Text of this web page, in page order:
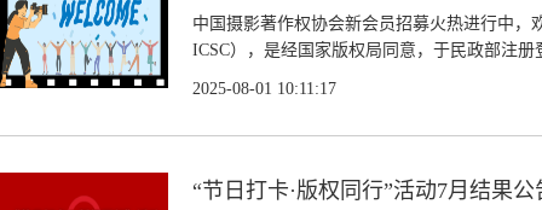
中国摄影著作权协会新会员招募火热进行中，
ICSC），是经国家版权局同意，于民政部注
2025-08-01 10:11:17
“节日打卡·版权同行”活动7月结果公